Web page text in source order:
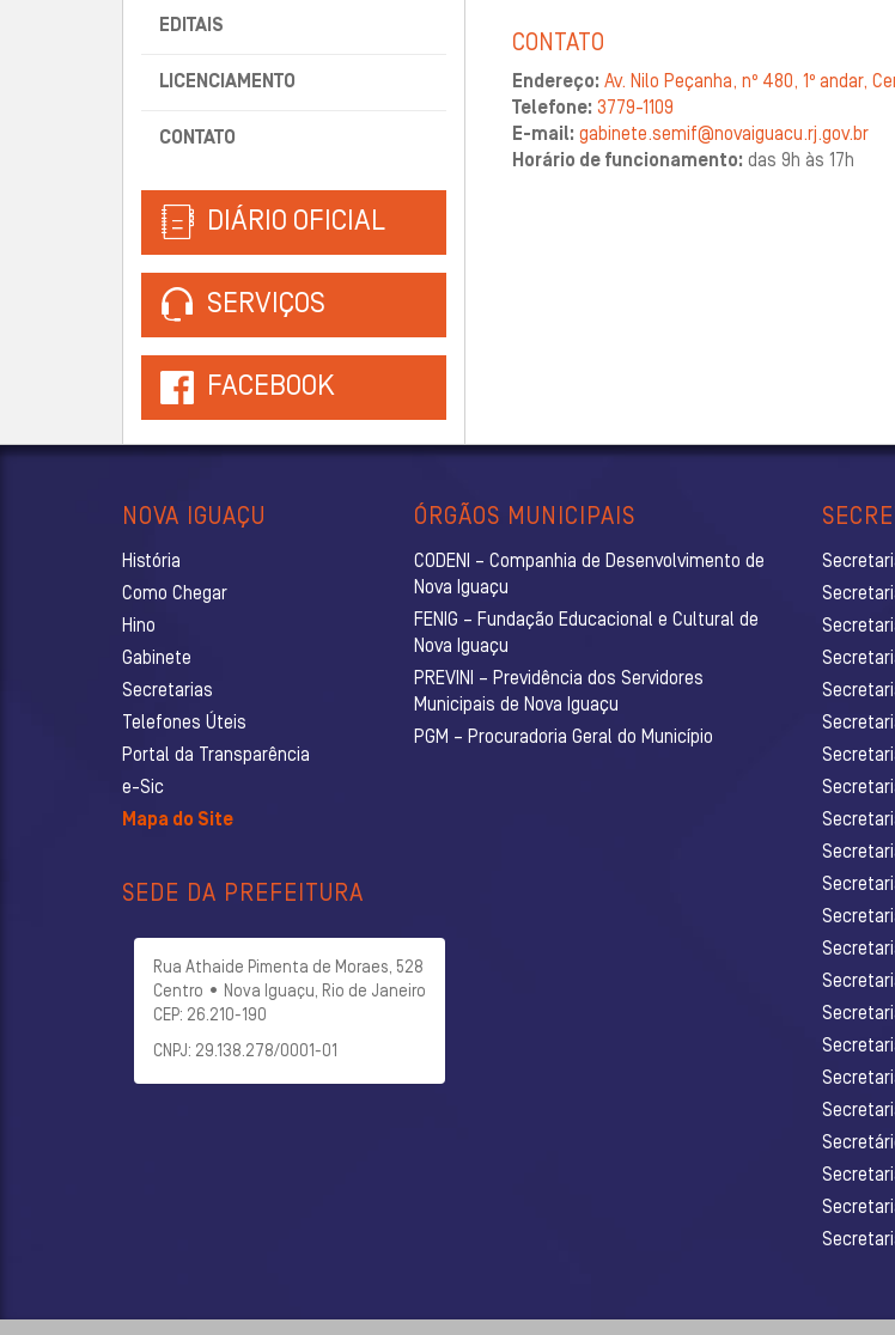
EDITAIS
LICENCIAMENTO
CONTATO
DIÁRIO OFICIAL
SERVIÇOS
FACEBOOK
CONTATO
Endereço: Av. Nilo Peçanha, nº 480, 1º andar,
Telefone: 3779-1109
E-mail: gabinete.semif@novaiguacu.rj.gov.br
Horário de funcionamento: das 9h às 17h
NOVA IGUAÇU
História
Como Chegar
Hino
Gabinete
Secretarias
Telefones Úteis
Portal da Transparência
e-Sic
Mapa do Site
ÓRGÃOS MUNICIPAIS
CODENI – Companhia de Desenvolvimento de
Nova Iguaçu
FENIG – Fundação Educacional e Cultural de
Nova Iguaçu
PREVINI – Previdência dos Servidores
Municipais de Nova Iguaçu
PGM – Procuradoria Geral do Município
SEDE DA PREFEITURA
Rua Athaide Pimenta de Moraes, 528
Centro • Nova Iguaçu, Rio de Janeiro
CEP: 26.210-190
CNPJ: 29.138.278/0001-01